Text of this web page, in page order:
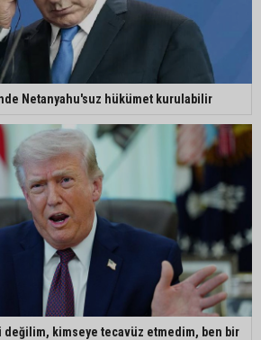
Netanyahu'suz hükümet kurulabilir
değilim, kimseye tecavüz etmedim, ben bir